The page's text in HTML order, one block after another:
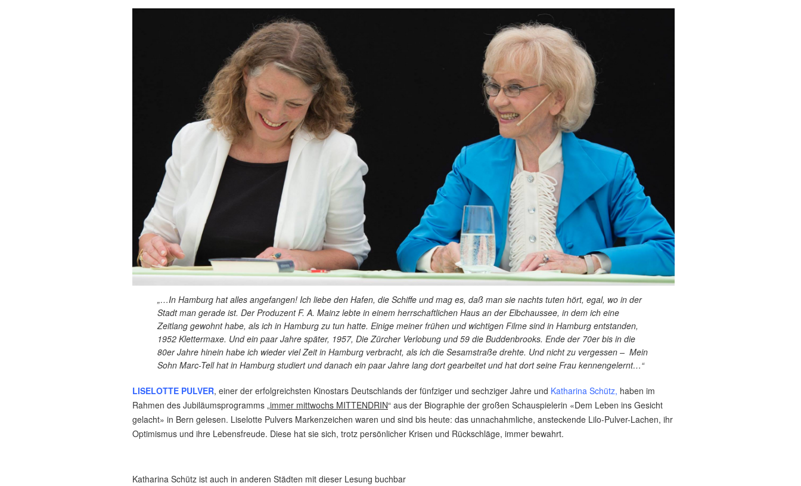
„…In Hamburg hat alles angefangen! Ich liebe den Hafen, die Schiffe und mag es, daß man sie nachts tuten hört, egal, wo in der
Stadt man gerade ist. Der Produzent F. A. Mainz lebte in einem herrschaftlichen Haus an der Elbchaussee, in dem ich eine
Zeitlang gewohnt habe, als ich in Hamburg zu tun hatte. Einige meiner frühen und wichtigen Filme sind in Hamburg entstanden,
1952 Klettermaxe. Und ein paar Jahre später, 1957, Die Zürcher Verlobung und 59 die Buddenbrooks. Ende der 70er bis in die
80er Jahre hinein habe ich wieder viel Zeit in Hamburg verbracht, als ich die Sesamstraße drehte. Und nicht zu vergessen – Mein
Sohn Marc-Tell hat in Hamburg studiert und danach ein paar Jahre lang dort gearbeitet und hat dort seine Frau kennengelernt…“
LISELOTTE PULVER, einer der erfolgreichsten Kinostars Deutschlands der fünfziger und sechziger Jahre und Katharina Schütz, haben im
Rahmen des Jubiläumsprogramms „immer mittwochs MITTENDRIN“ aus der Biographie der großen Schauspielerin «Dem Leben ins Gesicht
gelacht» in Bern gelesen. Liselotte Pulvers Markenzeichen waren und sind bis heute: das unnachahmliche, ansteckende Lilo-Pulver-Lachen, ihr
Optimismus und ihre Lebensfreude. Diese hat sie sich, trotz persönlicher Krisen und Rückschläge, immer bewahrt.
Katharina Schütz ist auch in anderen Städten mit dieser Lesung buchbar